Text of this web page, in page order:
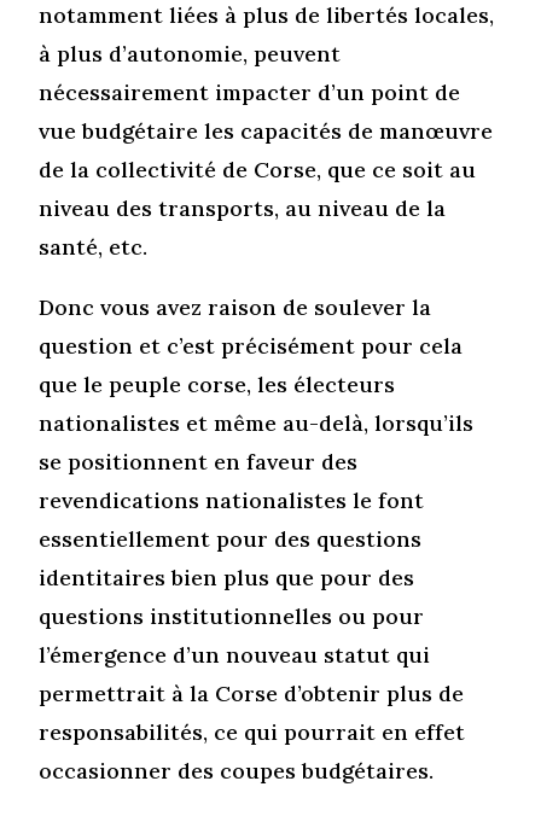
notamment liées à plus de libertés locales,
à plus d’autonomie, peuvent
nécessairement impacter d’un point de
vue budgétaire les capacités de manœuvre
de la collectivité de Corse, que ce soit au
niveau des transports, au niveau de la
santé, etc.
Donc vous avez raison de soulever la
question et c’est précisément pour cela
que le peuple corse, les électeurs
nationalistes et même au-delà, lorsqu’ils
se positionnent en faveur des
revendications nationalistes le font
essentiellement pour des questions
identitaires bien plus que pour des
questions institutionnelles ou pour
l’émergence d’un nouveau statut qui
permettrait à la Corse d’obtenir plus de
responsabilités, ce qui pourrait en effet
occasionner des coupes budgétaires.